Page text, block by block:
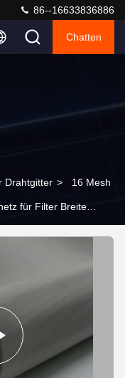
86--16633836886
Chatten
Drahtgitter > 16 Mesh
für Filter Breite